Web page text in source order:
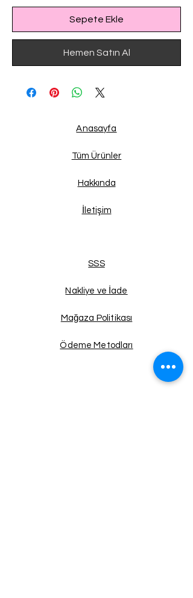
Sepete Ekle
Hemen Satın Al
Anasayfa
Tüm Ürünler
Hakkında
İletişim
SSS
Nakliye ve İade
Mağaza Politikası
Ödeme Metodları